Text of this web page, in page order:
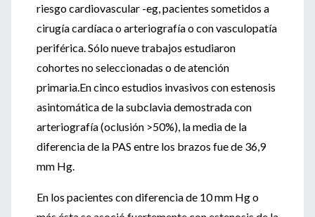
riesgo cardiovascular -eg, pacientes sometidos a
cirugía cardíaca o arteriografía o con vasculopatía
periférica. Sólo nueve trabajos estudiaron
cohortes no seleccionadas o de atención
primaria.En cinco estudios invasivos con estenosis
asintomática de la subclavia demostrada con
arteriografía (oclusión >50%), la media de la
diferencia de la PAS entre los brazos fue de 36,9
mm Hg.
En los pacientes con diferencia de 10 mm Hg o